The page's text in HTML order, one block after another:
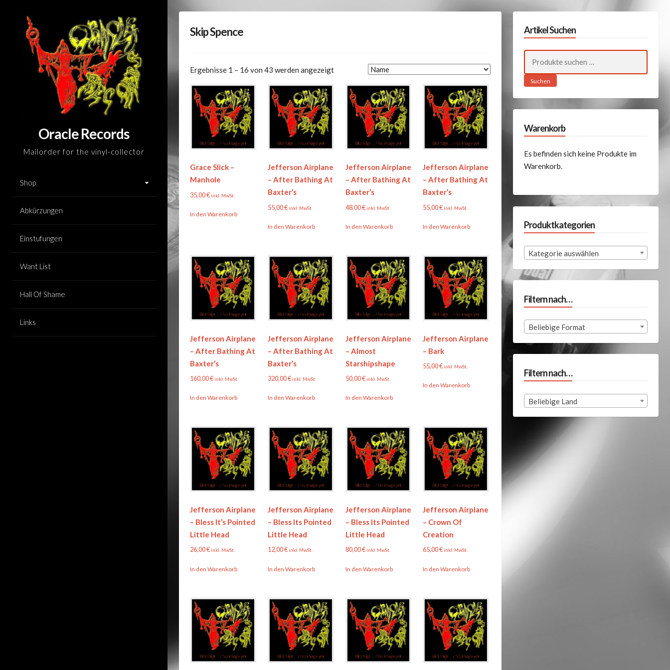
content
Oracle Records
Mailorder for the vinyl-collector
Shop
Abkürzungen
Einstufungen
Want List
Hall Of Shame
Links
Skip Spence
Ergebnisse 1 – 16 von 43 werden angezeigt
Grace Slick –
Manhole
35,00€inkl. MwSt.
In den Warenkorb
Jefferson Airplane
– After Bathing At
Baxter’s
55,00€inkl. MwSt.
In den Warenkorb
Jefferson Airplane
– After Bathing At
Baxter’s
48,00€ inkl. MwSt.
In den Warenkorb
Jefferson Airplane
– After Bathing At
Baxter’s
55,00€inkl. MwSt.
In den Warenkorb
Jefferson Airplane
– After Bathing At
Baxter’s
160,00€inkl. MwSt.
In den Warenkorb
Jefferson Airplane
– After Bathing At
Baxter’s
320,00€inkl. MwSt.
In den Warenkorb
Jefferson Airplane
– Almost
Starshipshape
50,00€ inkl. MwSt.
In den Warenkorb
Jefferson Airplane
– Bark
55,00€inkl. MwSt.
In den Warenkorb
Jefferson Airplane
– Bless It’s Pointed
Little Head
26,00€inkl. MwSt.
In den Warenkorb
Jefferson Airplane
– Bless Its Pointed
Little Head
12,00€inkl. MwSt.
In den Warenkorb
Jefferson Airplane
– Bless Its Pointed
Little Head
80,00€ inkl. MwSt.
In den Warenkorb
Jefferson Airplane
– Crown Of
Creation
65,00€inkl. MwSt.
In den Warenkorb
Artikel Suchen
nach:
Suchen
Warenkorb
Es befinden sich keine Produkte im
Warenkorb.
Produktkategorien
Kategorie auswählen
Filtern nach…
Beliebige Format
Filtern nach…
Beliebige Land